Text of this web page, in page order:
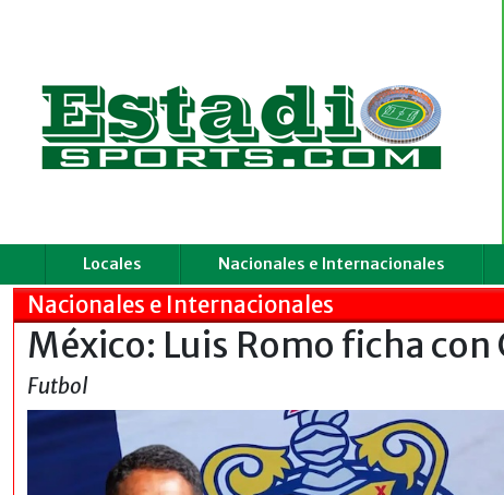
Locales Nacionales e Internacionales
Nacionales e Internacionales
México: Luis Romo ficha
Futbol